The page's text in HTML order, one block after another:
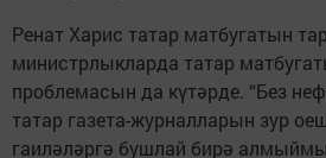
Ренат Харис татар матбугатын
министрлыкларда татар
проблемасын да күтәрде. “Без
татар газета-журналларын зур
гаиләләргә бушлай бирә